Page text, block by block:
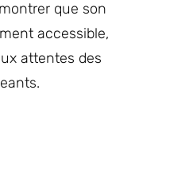
que son
accessible,
attentes des